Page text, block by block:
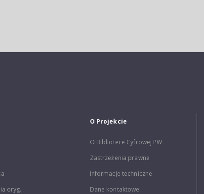
oryg.
O Projekcie
O Bibliotece Cyfrowej PW
Zastrzeżenia prawne
Informacje techniczne
Dane kontaktowe